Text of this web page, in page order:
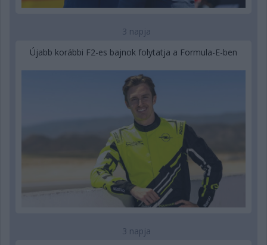
3 napja
Újabb korábbi F2-es bajnok folytatja a Formula-E-ben
3 napja